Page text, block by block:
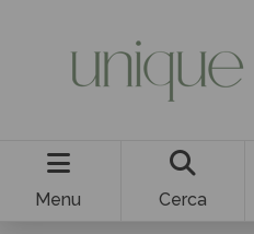
Menu Cerca